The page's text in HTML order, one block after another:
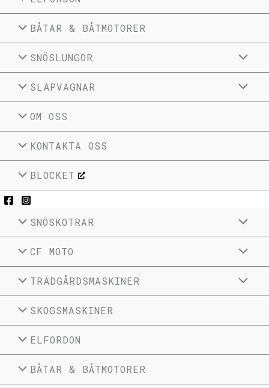
BÅTAR & BÅTMOTORER
SNÖSLUNGOR
SLÄPVAGNAR
OM OSS
KONTAKTA OSS
BLOCKET
SNÖSKOTRAR
CF MOTO
TRÄDGÅRDSMASKINER
SKOGSMASKINER
ELFORDON
BÅTAR & BÅTMOTORER